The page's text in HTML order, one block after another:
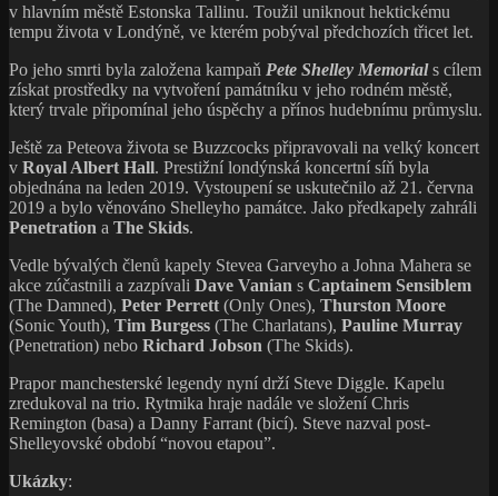
v hlavním městě Estonska Tallinu. Toužil uniknout hektickému
tempu života v Londýně, ve kterém pobýval předchozích třicet let.
Po jeho smrti byla založena kampaň Pete Shelley Memorials cílem
získat prostředky na vytvoření památníku v jeho rodném městě,
který trvale připomínal jeho úspěchy a přínos hudebnímu průmyslu.
Ještě za Peteova života se Buzzcocks připravovali na velký koncert
v Royal Albert Hall. Prestižní londýnská koncertní síň byla
objednána na leden 2019. Vystoupení se uskutečnilo až 21. června
2019 a bylo věnováno Shelleyho památce. Jako předkapely zahráli
Penetration a The Skids.
Vedle bývalých členů kapely Stevea Garveyho a Johna Mahera se
akce zúčastnili a zazpívali Dave Vanian s Captainem Sensiblem
(The Damned), Peter Perrett (Only Ones), Thurston Moore
(Sonic Youth), Tim Burgess (The Charlatans), Pauline Murray
(Penetration) nebo Richard Jobson (The Skids).
Prapor manchesterské legendy nyní drží Steve Diggle. Kapelu
zredukoval na trio. Rytmika hraje nadále ve složení Chris
Remington (basa) a Danny Farrant (bicí). Steve nazval post-
Shelleyovské období “novou etapou”.
Ukázky: